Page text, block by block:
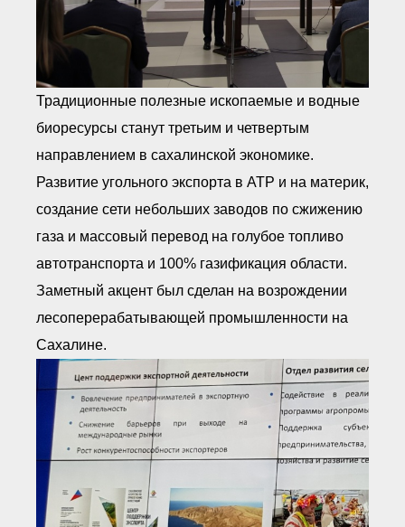
Традиционные полезные ископаемые и водные
биоресурсы станут третьим и четвертым
направлением в сахалинской экономике.
Развитие угольного экспорта в АТР и на материк,
создание сети небольших заводов по сжижению
газа и массовый перевод на голубое топливо
автотранспорта и 100% газификация области.
Заметный акцент был сделан на возрождении
лесоперерабатывающей промышленности на
Сахалине.